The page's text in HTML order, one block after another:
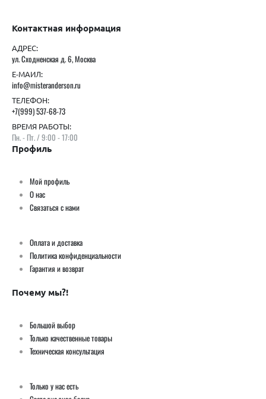
Контактная информация
АДРЕС:
ул. Сходненская д. 6, Москва
Е-МАИЛ:
info@misteranderson.ru
ТЕЛЕФОН:
+7(999) 537-68-73
ВРЕМЯ РАБОТЫ:
Пн. - Пт. / 9:00 - 17:00
Профиль
Мой профиль
О нас
Связаться с нами
Оплата и доставка
Политика конфиденциальности
Гарантия и возврат
Почему мы?!
Большой выбор
Только качественные товары
Техническая консультация
Только у нас есть